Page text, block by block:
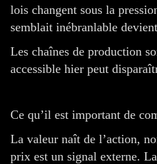
lois changent sous la
semblait inébranlable
Les chaînes de production
accessible hier peut
Ce qu’il est important de
La valeur naît de l’action,
prix est un signal externe.